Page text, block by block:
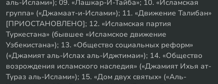
аль-Ислами»); 09. «Лашкар-И-Тайба»; 10. «Исламская
группа» («Джамаат-и-Ислами»); 11. «Движение Талибан»
[ПРИОСТАНОВЛЕНО]; 12. «Исламская партия
Туркестана» (бывшее «Исламское движение
Узбекистана»); 13. «Общество социальных реформ»
(«Джамият аль-Ислах аль-Иджтимаи»); 14. «Общество
возрождения исламского наследия» («Джамият Ихья ат-
Тураз аль-Ислами»); 15. «Дом двух святых» («Аль-